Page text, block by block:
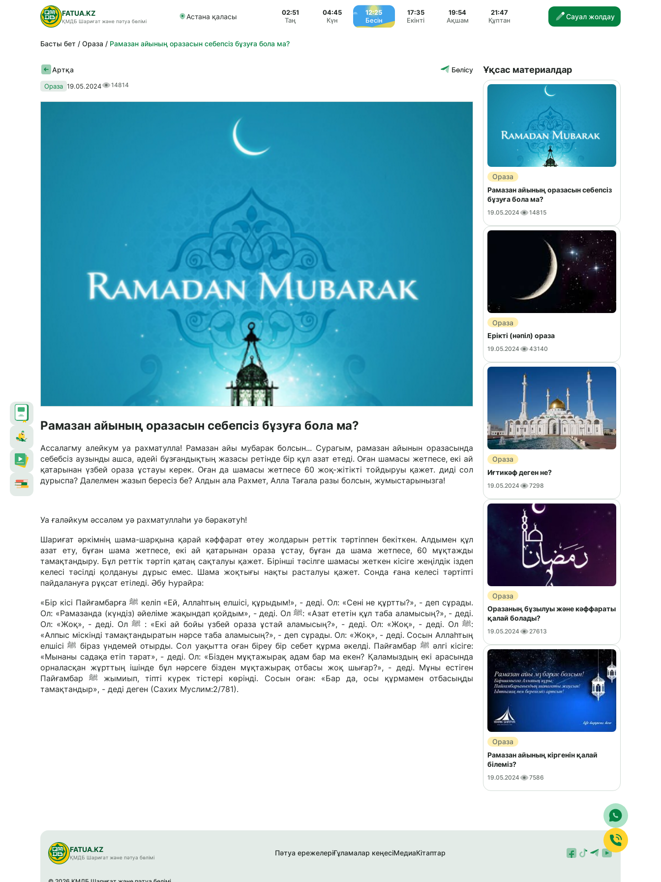
FATUA.KZ
ҚМДБ Шариғат және пәтуа бөлімі
Астана қаласы
02:51
Таң
04:45
Күн
12:25
Бесін
17:35
Екінті
19:54
Ақшам
21:47
Құптан
Сауал жолдау
Басты бет Ораза Рамазан айының оразасын себепсіз бұзуға бола ма?
Артқа Бөлісу
Ораза 19.05.2024 14814
Рамазан айының оразасын себепсіз бұзуға бола ма?
Ассалагму алейкум уа рахматулла! Рамазан айы мубарак болсын... Сурагым, рамазан айынын оразасында
себебсіз аузынды ашса, әдейі бұзғандықтың жазасы ретінде бір құл азат етеді. Оған шамасы жетпесе, екі ай
қатарынан үзбей ораза ұстауы керек. Оған да шамасы жетпесе 60 жоқ-жітікті тойдыруы қажет. диді сол
дурыспа? Далелмен жазып бересіз бе? Алдын ала Рахмет, Алла Тағала разы болсын, жумыстарынызга!
Уа ғаләйкум әссәләм уә рахматуллаһи уә бәракәтуһ!
Шариғат әркімнің шама-шарқына қарай кәффарат өтеу жолдарын реттік тәртіппен бекіткен. Алдымен құл
азат ету, бұған шама жетпесе, екі ай қатарынан ораза ұстау, бұған да шама жетпесе, 60 мұқтажды
тамақтандыру. Бұл реттік тәртіп қатаң сақталуы қажет. Бірінші тәсілге шамасы жеткен кісіге жеңілдік іздеп
келесі тәсілді қолдануы дұрыс емес. Шама жоқтығы нақты расталуы қажет. Сонда ғана келесі тәртіпті
пайдалануға рұқсат етіледі. Әбу Һурайра:
«Бір кісі Пайғамбарға ﷺ келіп «Ей, Аллаһтың елшісі, құрыдым!», - деді. Ол: «Сені не құртты?», - деп сұрады.
Ол: «Рамазанда (күндіз) әйеліме жақындап қойдым», - деді. Ол ﷺ: «Азат ететін құл таба аламысың?», - деді.
Ол: «Жоқ», - деді. Ол ﷺ : «Екі ай бойы үзбей ораза ұстай аламысың?», - деді. Ол: «Жоқ», - деді. Ол ﷺ:
«Алпыс міскінді тамақтандыратын нәрсе таба аламысың?», - деп сұрады. Ол: «Жоқ», - деді. Сосын Аллаһтың
елшісі ﷺ біраз үндемей отырды. Сол уақытта оған біреу бір себет құрма әкелді. Пайғамбар ﷺ әлгі кісіге:
«Мынаны садақа етіп тарат», - деді. Ол: «Бізден мұқтажырақ адам бар ма екен? Қаламыздың екі арасында
орналасқан жұрттың ішінде бұл нәрсеге бізден мұқтажырақ отбасы жоқ шығар?», - деді. Мұны естіген
Пайғамбар ﷺ жымиып, тіпті күрек тістері көрінді. Сосын оған: «Бар да, осы құрмамен отбасыңды
тамақтандыр», - деді деген (Сахих Муслим:2/781).
Ұқсас материалдар
Ораза
Рамазан айының оразасын себепсіз
бұзуға бола ма?
19.05.2024 14815
Ораза
Ерікті (нәпіл) ораза
19.05.2024 43140
Ораза
Иғтикәф деген не?
19.05.2024 7298
Ораза
Оразаның бұзылуы және кәффараты
қалай болады?
19.05.2024 27613
Ораза
Рамазан айының кіргенін қалай
білеміз?
19.05.2024 7586
FATUA.KZ
ҚМДБ Шариғат және пәтуа бөлімі
Пәтуа ережелеріҒұламалар кеңесіМедиаКітаптар